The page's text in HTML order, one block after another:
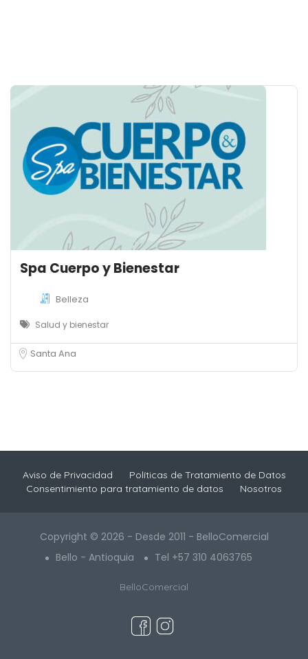
Spa Cuerpo y Bienestar
Belleza
Salud y bienestar
Santa Ana
Aviso de Privacidad
Políticas de Tratamiento de Datos
Consentimiento para tratamiento de datos
Nosotros
Copyright © 2026 - Desde 2011 - BelloComercial
Bello - Antioquia
Tel +57 310 4063765
BelloComercial